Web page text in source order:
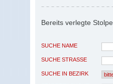
Bereits verlegte
SUCHE NAME
SUCHE STRASSE
SUCHE IN BEZIRK